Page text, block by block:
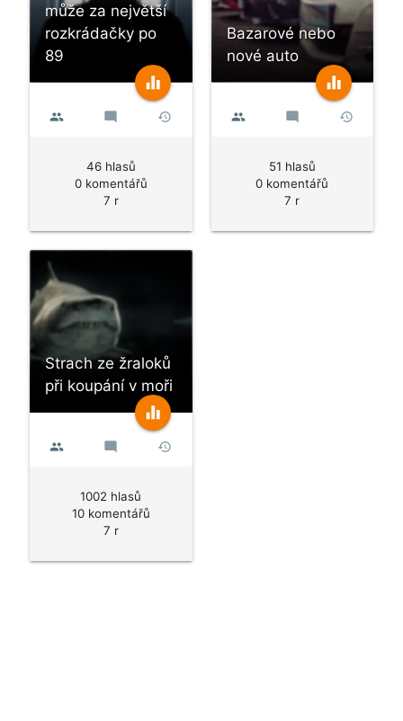
může za největší
rozkrádačky po
89
equalizer
people mode_comment history
46 hlasů
0 komentářů
7 r
Bazarové nebo
nové auto
equalizer
people mode_comment history
51 hlasů
0 komentářů
7 r
Strach ze žraloků
při koupání v moři
equalizer
people mode_comment history
1002 hlasů
10 komentářů
7 r